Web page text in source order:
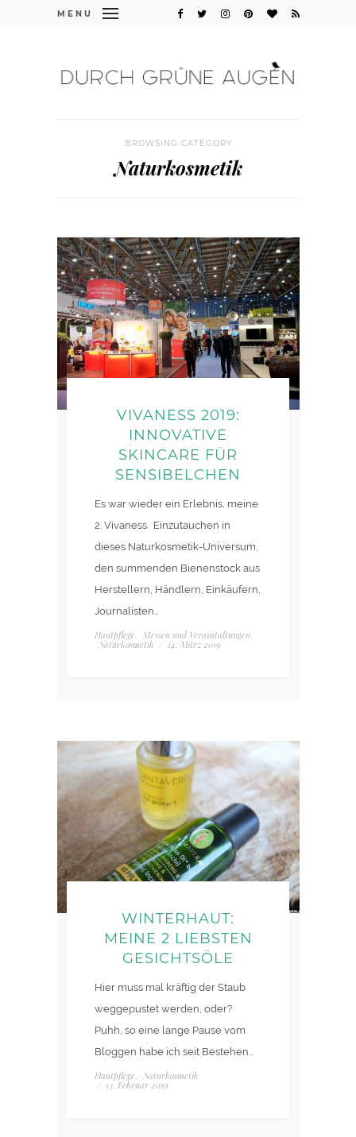
MENU
BROWSING CATEGORY
Naturkosmetik
VIVANESS 2019:
INNOVATIVE
SKINCARE FÜR
SENSIBELCHEN
Es war wieder ein Erlebnis, meine
2. Vivaness. Einzutauchen in
dieses Naturkosmetik-Universum,
den summenden Bienenstock aus
Herstellern, Händlern, Einkäufern,
Journalisten…
Hautpflege, Messen und Veranstaltungen,
Naturkosmetik / 14. März 2019
WINTERHAUT:
MEINE 2 LIEBSTEN
GESICHTSÖLE
Hier muss mal kräftig der Staub
weggepustet werden, oder?
Puhh, so eine lange Pause vom
Bloggen habe ich seit Bestehen…
Hautpflege, Naturkosmetik
/ 13. Februar 2019